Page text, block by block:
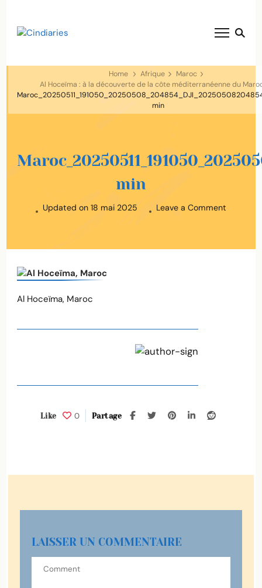
Home Afrique
Maroc
Al Hoceïma : à la découverte de la côte méditerranéenne du
min
min
Updated on 18 mai 2025 Leave a Comment
0
Like Partage
Al Hoceïma, Maroc
LAISSER UN COMMENTAIRE